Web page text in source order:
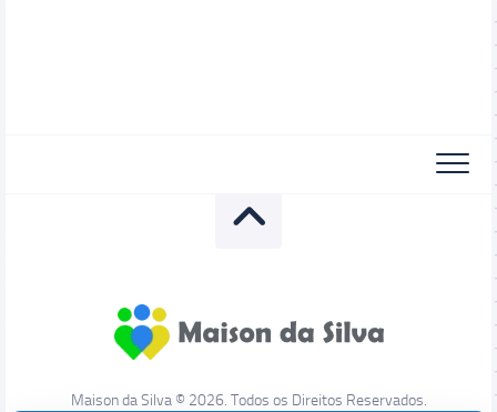
Maison da Silva © 2026. Todos os Direitos Reservados.